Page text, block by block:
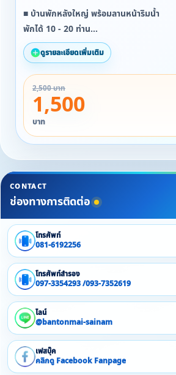
■ บ้านพักหลังใหญ่ พร้อมลานหน้าริมน้ำ
พักได้ 10 - 20 ท่าน
2 ห้องนอน 1 ห้องโถงใหญ่ 3 ห้องน้ำ
▪ วันจันทร์ - ศุกร์
จากปกติ 18,000 บาท
เหลือเพียง 9,000 บาท
▪ วันเสาร์ - นักขัตฤกษ์
■ บ้านใหม่
1 ห้องนอน 2 เตียงนอน 1 ห้องน้ำ
▪ วันจันทร์ - ศุกร์ ราคา 3,000 บาท
▪ วันเสาร์ - นักขัตฤกษ์ ราคา 4,000 บาท
■ บ้านแฝด
พักได้ 4 - 5 ท่าน
2 ห้องนอน 2 ห้องน้ำ 2 เตียงนอน
▪ วันจันทร์ - ศุกร์ ราคา 3,500 บาท
ดูรายละเอียดเพิ่มเติม
2,500 บาท
1,500
บาท
CONTACT
ช่องทางการติดต่อ
โทรศัพท์
081-6192256
โทรศัพท์สำรอง
097-3354293 /093-7352619
ไลน์
@bantonmai-sainam
เฟสบุ๊ค
คลิกดู Facebook Fanpage